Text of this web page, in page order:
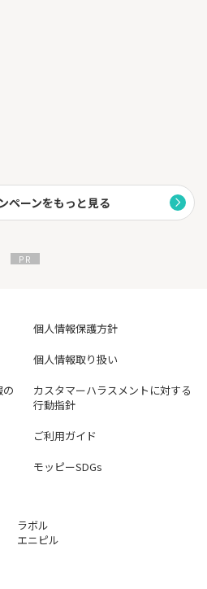
ペーンをもっと見る
個人情報保護方針
個人情報取り扱い
カスタマーハラスメントに対する
行動指針
ご利用ガイド
モッピーSDGs
ラボル
エニピル